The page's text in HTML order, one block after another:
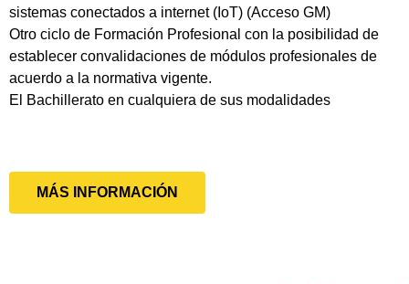
sistemas conectados a internet (IoT) (Acceso GM)
Otro ciclo de Formación Profesional con la posibilidad de
establecer convalidaciones de módulos profesionales de
acuerdo a la normativa vigente.
El Bachillerato en cualquiera de sus modalidades
MÁS INFORMACIÓN